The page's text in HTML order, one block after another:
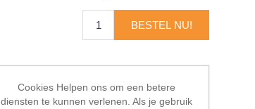
BESTEL NU!
Cookies Helpen ons om een betere
diensten te kunnen verlenen. Als je gebruik